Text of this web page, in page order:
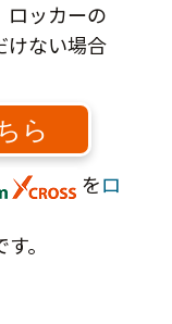
ッカーの
けない場合
ら
をロ
。